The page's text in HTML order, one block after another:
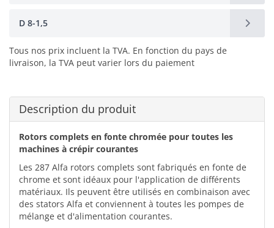
D 8-1,5
Tous nos prix incluent la TVA. En fonction du pays de
livraison, la TVA peut varier lors du paiement
Description du produit
Rotors complets en fonte chromée pour toutes les
machines à crépir courantes
Les 287 Alfa rotors complets sont fabriqués en fonte de
chrome et sont idéaux pour l'application de différents
matériaux. Ils peuvent être utilisés en combinaison avec
des stators Alfa et conviennent à toutes les pompes de
mélange et d'alimentation courantes.